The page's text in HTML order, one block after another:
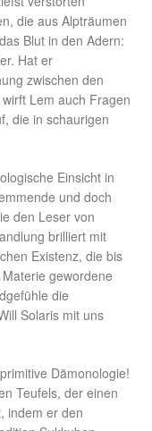
die aus Alpträumen
Blut in den Adern:
Hat er
zwischen den
Lem auch Fragen
die in schaurigen
Einsicht in
und doch
den Leser von
brilliert mit
Existenz, die bis
gewordene
die
Solaris mit uns
Dämonologie!
Teufels, der einen
indem er den